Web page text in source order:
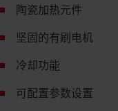
陶瓷加热元件
坚固的有刷电机
冷却功能
可配置参数设置